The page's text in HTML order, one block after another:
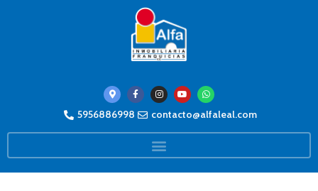
5956886998 contacto@alfaleal.com